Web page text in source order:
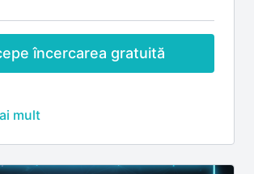
încercarea gratuită
Eduson Premium include:
acordate pentru participarea la